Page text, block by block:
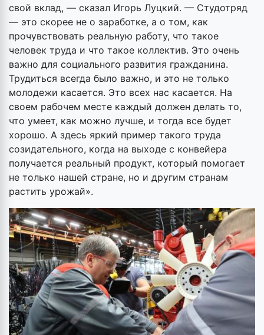
свой вклад, — сказал Игорь Луцкий. — Студотряд
— это скорее не о заработке, а о том, как
прочувствовать реальную работу, что такое
человек труда и что такое коллектив. Это очень
важно для социального развития гражданина.
Трудиться всегда было важно, и это не только
молодежи касается. Это всех нас касается. На
своем рабочем месте каждый должен делать то,
что умеет, как можно лучше, и тогда все будет
хорошо. А здесь яркий пример такого труда
созидательного, когда на выходе с конвейера
получается реальный продукт, который помогает
не только нашей стране, но и другим странам
растить урожай».